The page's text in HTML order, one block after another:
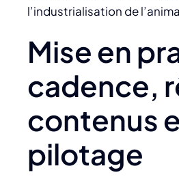
l’industrialisation de
Mise en
cadence,
contenus
pilotage